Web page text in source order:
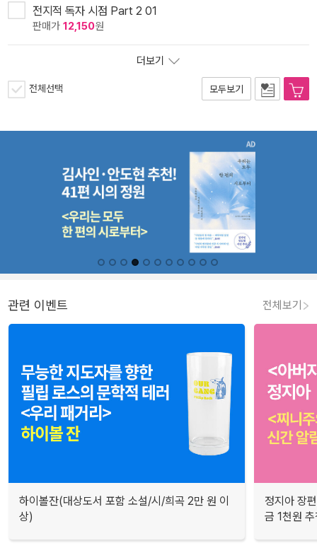
전지적 독자 시점 Part 2 01
판매가 12,150원
더보기
전체선택 모두보기
관련 이벤트 전체보기
하이볼잔(대상도서 포함 소설/시/희곡 2만 원 이
상)
정지아 장
금 1천원